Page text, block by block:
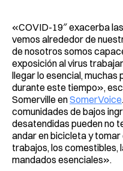
«COVID-19″ exacerba
vemos alrededor de
de nosotros somos
exposición al virus
llegar lo esencial,
durante este tiempo»,
Somerville enSomerVoice
comunidades de bajos
desatendidas pueden no
andar en bicicleta y
trabajos, los comestibles,
mandados esenciales».